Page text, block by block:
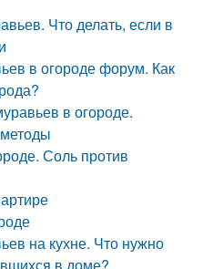
Что делать, если в
в огороде форум. Как
в огороде.
Соль против
на кухне. Что нужно